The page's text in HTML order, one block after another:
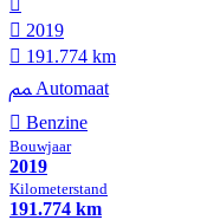
2019
191.774 km
Automaat
Benzine
Bouwjaar
2019
Kilometer­stand
191.774 km